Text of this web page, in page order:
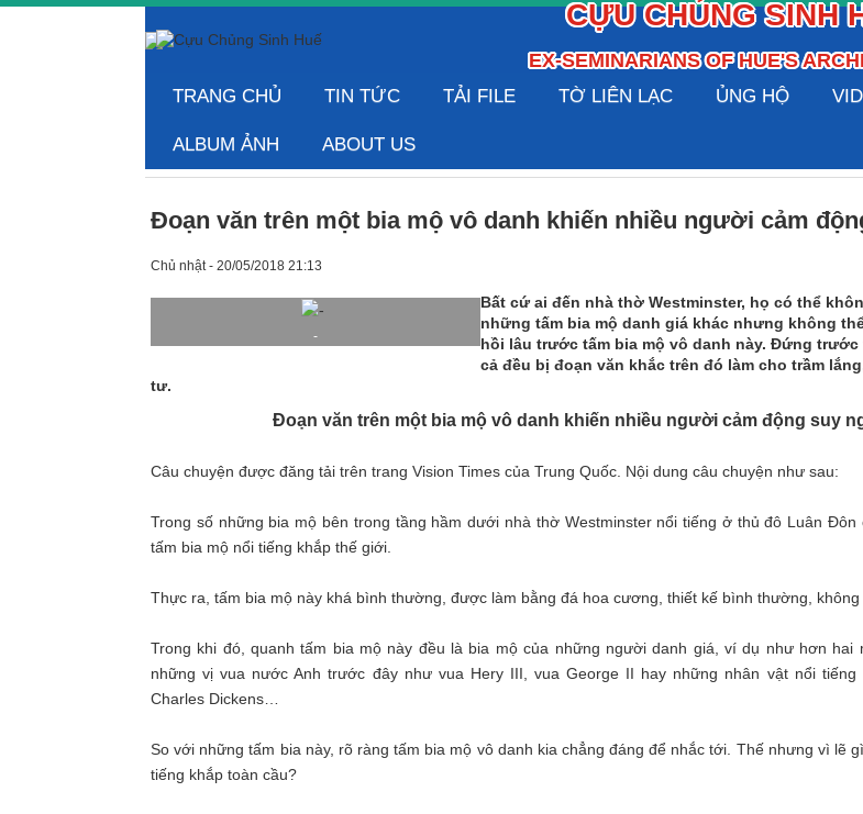
CỰU CHỦNG SINH
EX-SEMINARIANS OF HUE'S
TRANG CHỦ TIN TỨC TẢI FILE TỜ LIÊN LẠC ỦNG HỘ
ALBUM ẢNH ABOUT US
Đoạn văn trên một bia mộ vô danh khiến nhiều người cảm
Chủ nhật - 20/05/2018 21:13
-
Bất cứ ai đến nhà thờ Westminster, họ có thể
những tấm bia mộ danh giá khác nhưng không
hồi lâu trước tấm bia mộ vô danh này. Đứng trước
cả đều bị đoạn văn khắc trên đó làm cho trầm
tư.
Đoạn văn trên một bia mộ vô danh khiến nhiều người cảm động suy
Câu chuyện được đăng tải trên trang Vision Times của Trung Quốc. Nội dung câu chuyện như sau:
Trong số những bia mộ bên trong tầng hầm dưới nhà thờ Westminster nổi tiếng ở thủ đô Luân Đôn
tấm bia mộ nổi tiếng khắp thế giới.
Thực ra, tấm bia mộ này khá bình thường, được làm bằng đá hoa cương, thiết kế bình thường, không
Trong khi đó, quanh tấm bia mộ này đều là bia mộ của những người danh giá, ví dụ như hơn hai
những vị vua nước Anh trước đây như vua Hery III, vua George II hay những nhân vật nổi tiếng
Charles Dickens…
So với những tấm bia này, rõ ràng tấm bia mộ vô danh kia chẳng đáng để nhắc tới. Thế nhưng vì lẽ
tiếng khắp toàn cầu?